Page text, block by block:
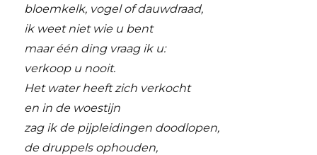
bloemkelk, vogel of dauwdraad,
ik weet niet wie u bent
maar één ding vraag ik u:
verkoop u nooit.
Het water heeft zich verkocht
en in de woestijn
zag ik de pijpleidingen doodlopen,
de druppels ophouden,